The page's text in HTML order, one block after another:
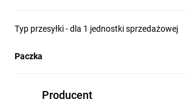
Typ przesyłki - dla 1 jednostki sprzedażowej
Paczka
Producent